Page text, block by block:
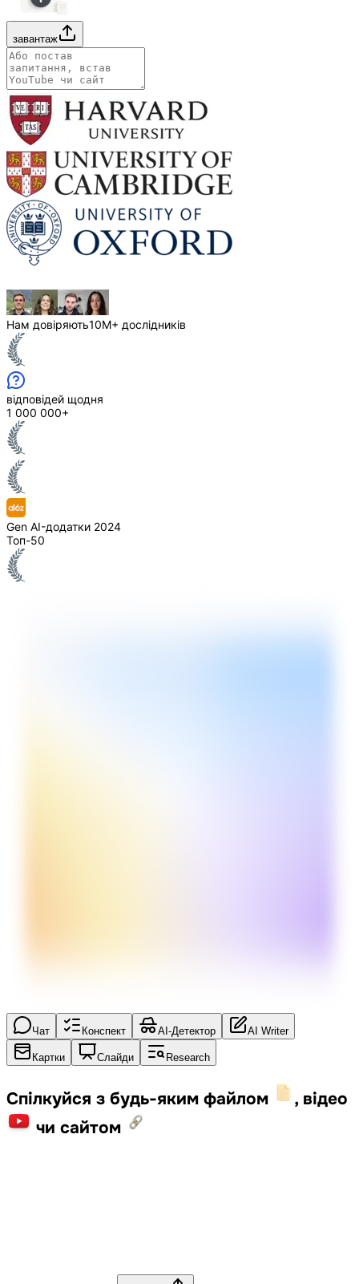
завантаж
Нам довіряють10M+ дослідників
відповідей щодня
1 000 000+
Gen AI-додатки 2024
Топ-50
Чат Конспект AI-Детектор AI Writer
Картки Слайди Research
Спілкуйся з будь-яким файлом
, відео
чи сайтом